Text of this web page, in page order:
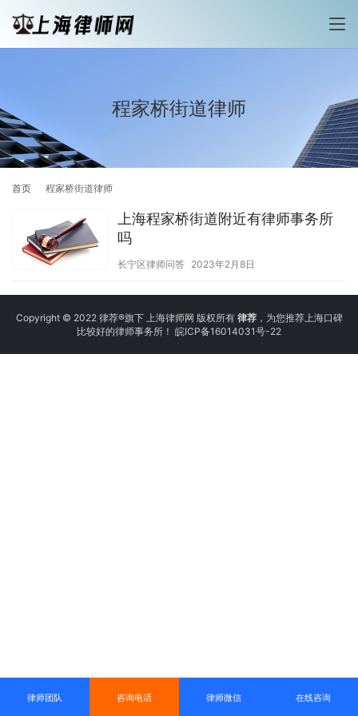
程家桥街道律师
首页 程家桥街道律师
上海程家桥街道附近有律师事务所
吗
长宁区律师问答 2023年2月8日
Copyright © 2022 律荐®旗下 上海律师网 版权所有 律荐，为您推荐上海口碑
比较好的律师事务所！ 皖ICP备16014031号-22
律师团队 咨询电话 律师微信 在线咨询